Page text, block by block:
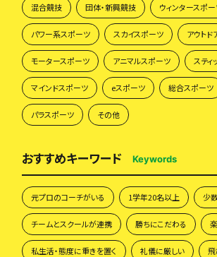
混合競技 団体・新興競技 ウィンタースポ
パワー系スポーツ スカイスポーツ アウト
モータースポーツ アニマルスポーツ スティ
マインドスポーツ eスポーツ 総合スポーツ
パラスポーツ その他
おすすめキーワード Keywords
元プロのコーチがいる 1学年20名以上 少
チームとスクールが連携 勝ちにこだわる
私生活・態度に重きを置く 礼儀に厳しい